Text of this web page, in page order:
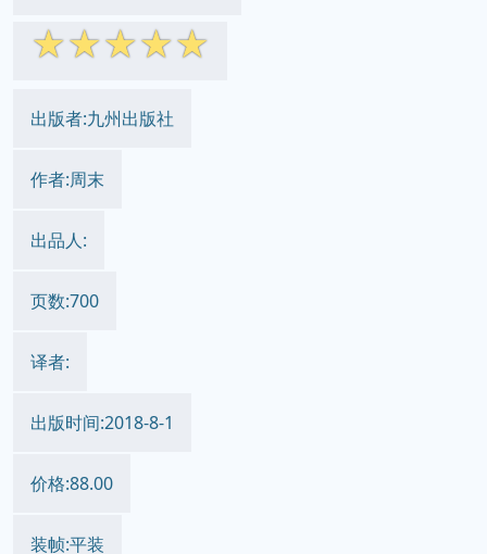
☆☆☆☆☆
出版者:九州出版社
作者:周末
出品人:
页数:700
译者:
出版时间:2018-8-1
价格:88.00
装帧:平装